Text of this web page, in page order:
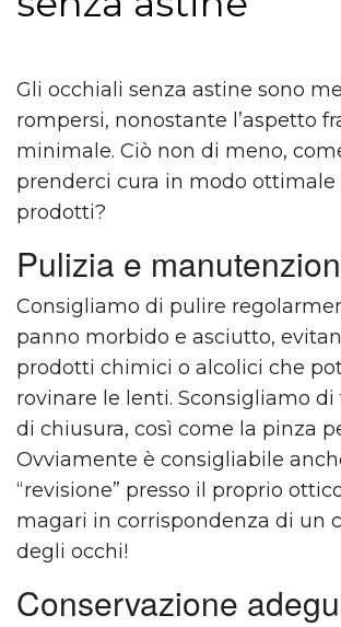
Gli occhiali senza astine sono
rompersi, nonostante l’aspetto
minimale. Ciò non di meno,
prenderci cura in modo ottimale
prodotti?
Pulizia e
Consigliamo di pulire
panno morbido e asciutto,
prodotti chimici o alcolici che
rovinare le lenti. Sconsigliamo di
di chiusura, così come la pinza
Ovviamente è consigliabile
“revisione” presso il proprio
magari in corrispondenza di un
degli occhi!
Conservazione